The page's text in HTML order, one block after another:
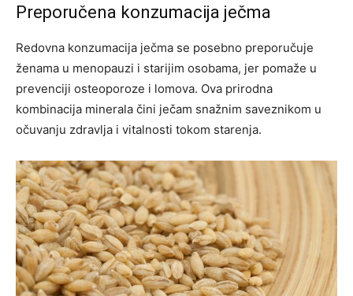
Preporučena konzumacija ječma
Redovna konzumacija ječma se posebno preporučuje
ženama u menopauzi i starijim osobama, jer pomaže u
prevenciji osteoporoze i lomova. Ova prirodna
kombinacija minerala čini ječam snažnim saveznikom u
očuvanju zdravlja i vitalnosti tokom starenja.